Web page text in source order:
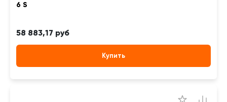
6 S
58 883,17 руб
Купить